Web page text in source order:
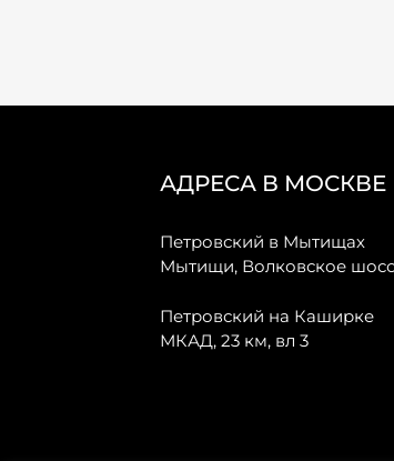
АДРЕСА В МОСКВЕ
Петровский в Мытищах
Мытищи, Волковское
Петровский на Каширке
МКАД, 23 км, вл 3